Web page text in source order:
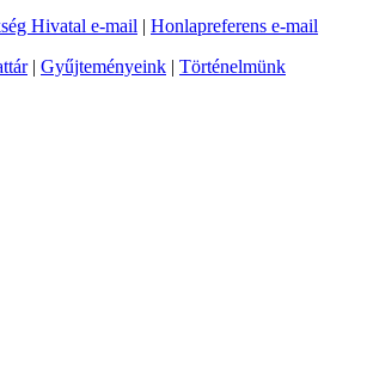
Hivatal e-mail | Honlapreferens e-mail
| Gyűjteményeink | Történelmünk